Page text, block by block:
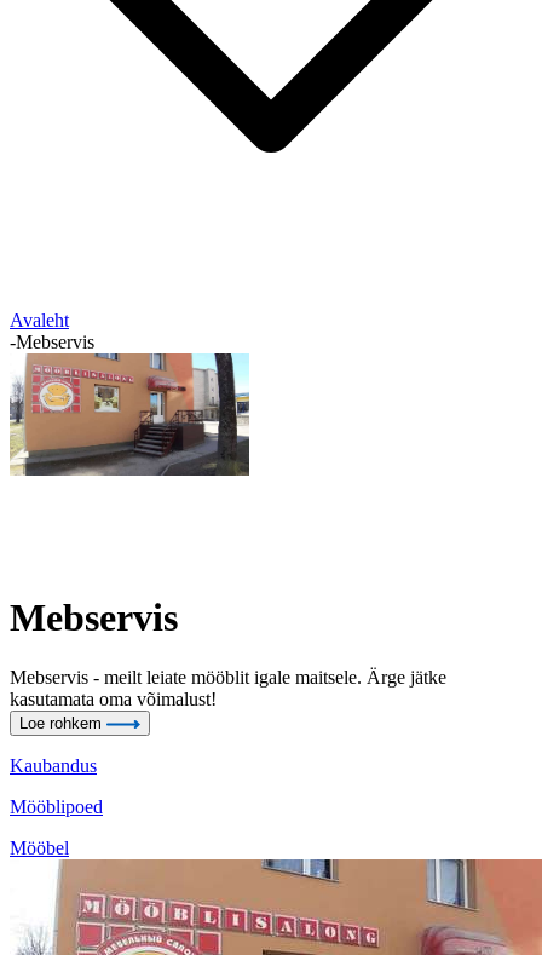
Avaleht
-Mebservis
Mebservis
Mebservis - meilt leiate mööblit igale maitsele. Ärge jätke
kasutamata oma võimalust!
Loe rohkem
Kaubandus
Mööblipoed
Mööbel